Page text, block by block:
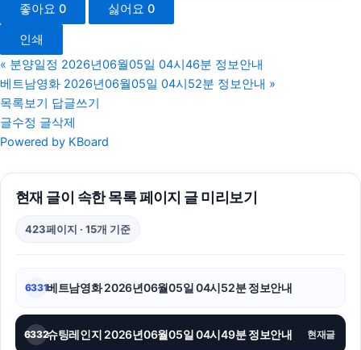
용인하수구막힘
마포하수구막힘
부산휴대폰성지
좋아요 0 싫어요 0
인쇄
« 분양일정 2026년06월05일 04시46분 정보안내
베트남영화 2026년06월05일 04시52분 정보안내 »
목록보기 답글쓰기
글수정 글삭제
Powered by KBoard
현재 글이 속한 목록 페이지 글 미리보기
423페이지 · 15개 기준
6331베트남영화 2026년06월05일 04시52분 정보안내
6332슈팅레인지 2026년06월05일 04시49분 정보안내 현재글